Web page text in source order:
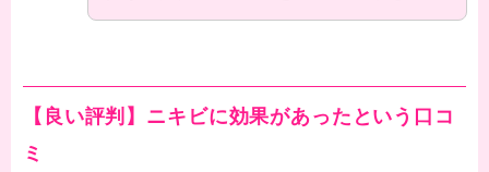
【良い評判】ニキビに効果があったという口コ
ミ